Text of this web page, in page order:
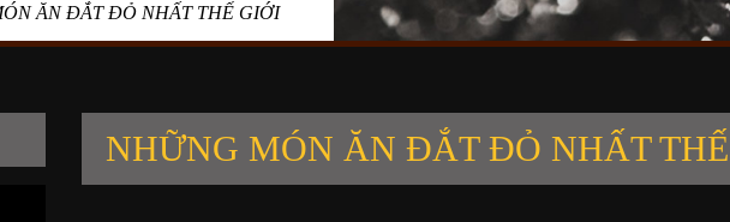
ĂN ĐẮT ĐỎ NHẤT THẾ GIỚI
NHỮNG MÓN ĂN ĐẮT ĐỎ NHẤT